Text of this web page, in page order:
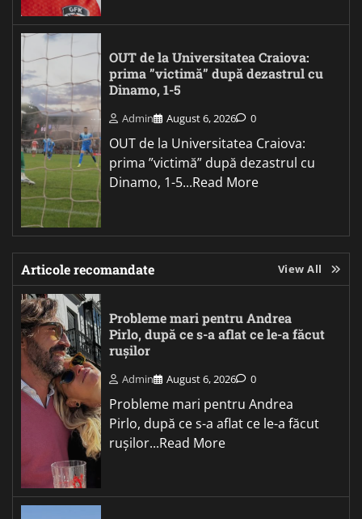
OUT de la Universitatea Craiova:
prima ”victimă” după dezastrul cu
Dinamo, 1-5
Admin August 6, 2026 0
OUT de la Universitatea Craiova:
prima ”victimă” după dezastrul cu
Dinamo, 1-5...Read More
Articole recomandate View All
Probleme mari pentru Andrea
Pirlo, după ce s-a aflat ce le-a făcut
rușilor
Admin August 6, 2026 0
Probleme mari pentru Andrea
Pirlo, după ce s-a aflat ce le-a făcut
rușilor...Read More